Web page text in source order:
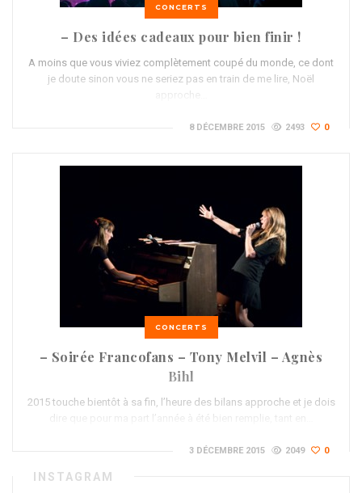
CONCERTS
– Des idées cadeaux pour bien finir !
A moins que vous viviez complètement coupé du monde, ce dont
je doute sinon vous ne seriez pas en train de me lire, Noël
8 DÉCEMBRE 2015 2493 0
CONCERTS
– Soirée Francofans – Tony Melvil – Agnès
Bihl
2015 touche bientôt à sa fin, l’heure des bilans approche et je dois
dire que pour ma part l’année à été bien remplie, tant en…
3 DÉCEMBRE 2015 2049 0
INSTAGRAM